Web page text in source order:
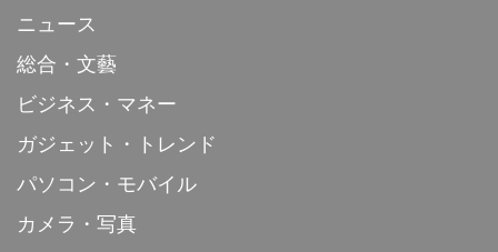
ニュース
総合・文藝
ビジネス・マネー
ガジェット・トレンド
パソコン・モバイル
カメラ・写真